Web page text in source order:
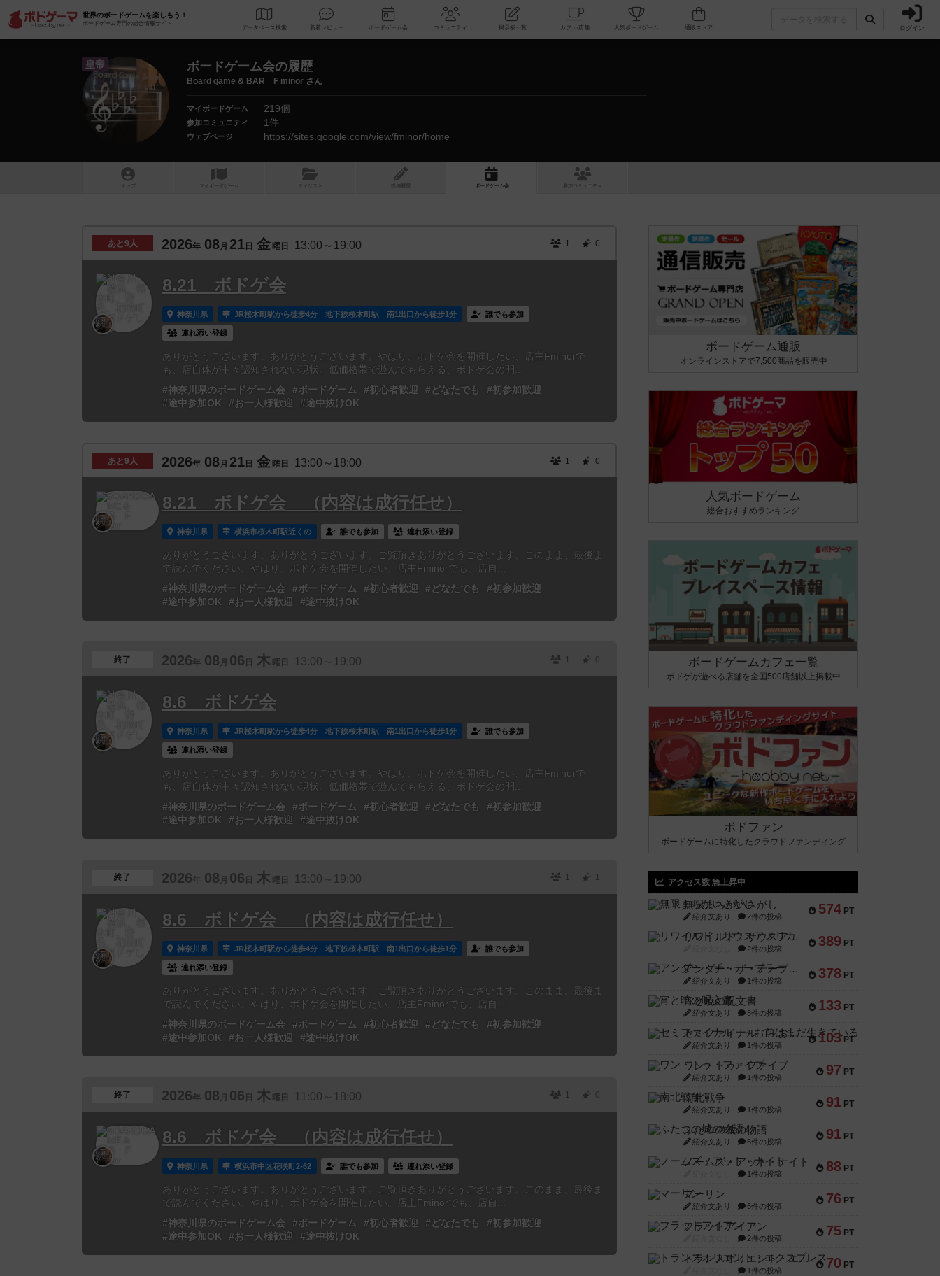
世界のボードゲームを楽しもう！
ボードゲーム専門の総合情報サイト
データベース 検索 新着レビュー ボードゲーム会 コミュニティ 掲示板一覧 カフェ/店舗 人気ボードゲーム ログイン
皇帝 ボードゲーム会の履歴
Board game & BAR F minor さん
マイボードゲーム 219個
参加コミュニティ 1件
ウェブページ https://sites.google.com/view/fminor/home
トップ マイボードゲーム マイリスト 投稿履歴 ボ ードゲーム会 コミュニティ
あと9人 2026年 08 月 21 日 金 曜日 13:00～19:00 1 0
8.21 ボドゲ会
神奈川県 JR桜木町駅から徒歩4分 地下鉄桜木町駅 南1出口から徒歩1分 誰でも参加
連れ添い登録
ありがとうございます。ありがとうございます。やはり、ボドゲ会を開催したい、店主Fminorで
も、店自体が中々認知されない現状。低価格帯で遊んでもらえる、ボドゲ会の開...
#神奈川県のボードゲーム会
#ボードゲーム #初心者歓迎 #どなたでも
#初参加歓迎
#途中参加OK
#お一人様歓迎 #途中抜けOK
あと9人 2026年 08 月 21 日 金 曜日 13:00～18:00 1 0
8.21 ボドゲ会 （内容は成行任せ）
神奈川県 横浜市桜木町駅近くの 誰でも参加 連れ添い登録
ありがとうございます。ありがとうございます。ご覧頂きありがとうございます。このまま、最後ま
で読んでください。やはり、ボドゲ会を開催したい。店主Fminorでも、店自...
#神奈川県のボードゲーム会
#ボードゲーム #初心者歓迎 #どなたでも
#初参加歓迎
#途中参加OK
#お一人様歓迎 #途中抜けOK
終了 2026年 08 月 06 木 曜日 13:00～19:00 1 0
8.6 ボドゲ会
神奈川県 JR桜木町駅から徒歩4分 地下鉄桜木町駅 南1出口から徒歩1分 誰でも参加
連れ添い登録
ありがとうございます。ありがとうございます。やはり、ボドゲ会を開催したい、店主Fminorで
も、店自体が中々認知されない現状。低価格帯で遊んでもらえる、ボドゲ会の開...
#神奈川県のボードゲーム会
#ボードゲーム #初心者歓迎 #どなたでも
#初参加歓迎
#途中参加OK
#お一人様歓迎 #途中抜けOK
終了 2026年 08 月 06 木 曜日 13:00～19:00 1 1
8.6 ボドゲ会 （内容は成行任せ）
神奈川県 JR桜木町駅から徒歩4分 地下鉄桜木町駅 南1出口から徒歩1分 誰でも参加
連れ添い登録
ありがとうございます。ありがとうございます。ご覧頂きありがとうございます。このまま、最後ま
で読んでください。やはり、ボドゲ会を開催したい。店主Fminorでも、店自...
#神奈川県のボードゲーム会
#ボードゲーム #初心者歓迎 #どなたでも
#初参加歓迎
#途中参加OK
#お一人様歓迎 #途中抜けOK
終了 2026年 08 月 06 木 曜日 11:00～18:00 1 0
8.6 ボドゲ会 （内容は成行任せ）
神奈川県 横浜市中区花咲町2-62 誰でも参加 連れ添い登録
ありがとうございます。ありがとうございます。ご覧頂きありがとうございます。このまま、最後ま
で読んでください。やはり、ボドゲ会を開催したい。店主Fminorでも、店自...
#神奈川県のボードゲーム会
#ボードゲーム #初心者歓迎 #どなたでも
#初参加歓迎
#途中参加OK
#お一人様歓迎 #途中抜けOK
ボードゲーム通販
オンラインストアで7,500商品を販売中
人気ボードゲーム
総合おすすめランキング
ボードゲームカフェ一覧
ボドゲが遊べる店舗を全国500店舗以上掲載中
ボドファン
ボードゲームに特化したクラウドファンディング
アクセス数 急上昇中
574 PT
無限まちがいさがし
紹介文あり 2件の投稿
389 PT
リワイルド：サウスアメリカ
2件の投稿
378 PT
アンダー・ザ・テーブラー
紹介文あり 1件の投稿
133 PT
宵と暁の呪文書
紹介文あり 8件の投稿
103 PT
セミファイナル ～お前はまだ生きている～
紹介文あり 1件の投稿
97 PT
ワン・トゥ・ファイブ
紹介文あり 1件の投稿
91 PT
南北戦争
紹介文あり 1件の投稿
91 PT
ふたつの城の物語
紹介文あり 6件の投稿
88 PT
ノームズ・アット・ナイト
1件の投稿
76 PT
マーリン
紹介文あり 6件の投稿
75 PT
フラットアイアン
2件の投稿
70 PT
トランスオリエント・エクスプレス
1件の投稿